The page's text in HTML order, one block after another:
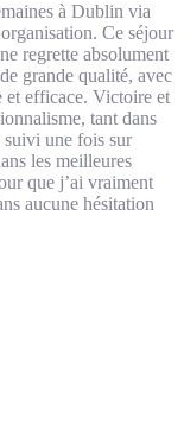
à Dublin via
Ce séjour
regrette absolument
grande qualité, avec
et efficace. Victoire et
tant dans
suivi une fois sur
les meilleures
que j’ai vraiment
aucune hésitation